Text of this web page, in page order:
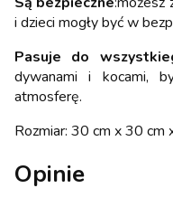
i dzieci mogły być w
Pasuje do
dywanami i kocami,
atmosferę.
Rozmiar: 30 cm x 30 cm
Opinie